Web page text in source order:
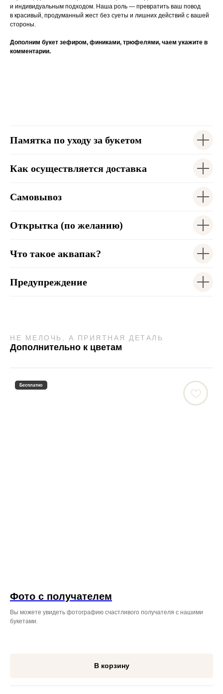
и индивидуальным подходом. Наша роль — превратить ваш повод
в красивый, продуманный жест без суеты и лишних действий с вашей
стороны.
Дополним букет зефиром, финиками, трюфелями, чаем укажите в
комментарии.
Памятка по уходу за букетом
Как осуществляется доставка
Самовывоз
Открытка (по желанию)
Что такое аквапак?
Предупреждение
НЕ МЕЛОЧЬ, А ПРИЯТНАЯ ДЕТАЛЬ
Дополнительно к цветам
Бесплатно
Фото с получателем
Вы можете увидеть фотографию счастливого получателя с нашими
букетами.
В корзину